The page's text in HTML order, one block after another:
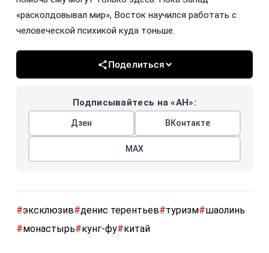
«расколдовывал мир», Восток научился работать с
человеческой психикой куда тоньше.
Поделиться
Подписывайтесь на «АН»:
Дзен ВКонтакте
МАХ
#эксклюзив#денис терентьев#туризм#шаолинь
#монастырь#кунг-фу#китай